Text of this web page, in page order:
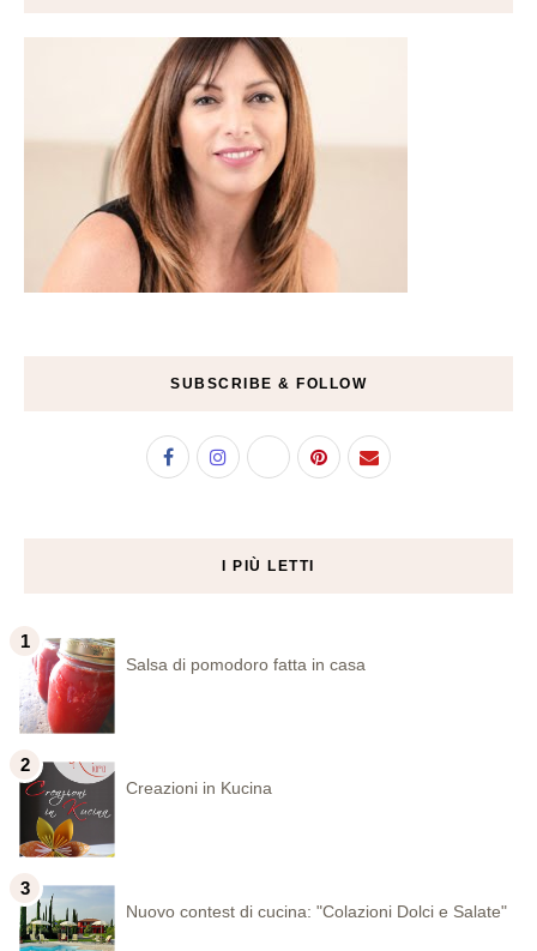
SUBSCRIBE & FOLLOW
I PIÙ LETTI
Salsa di pomodoro fatta in casa
Creazioni in Kucina
Nuovo contest di cucina: "Colazioni Dolci e Salate"